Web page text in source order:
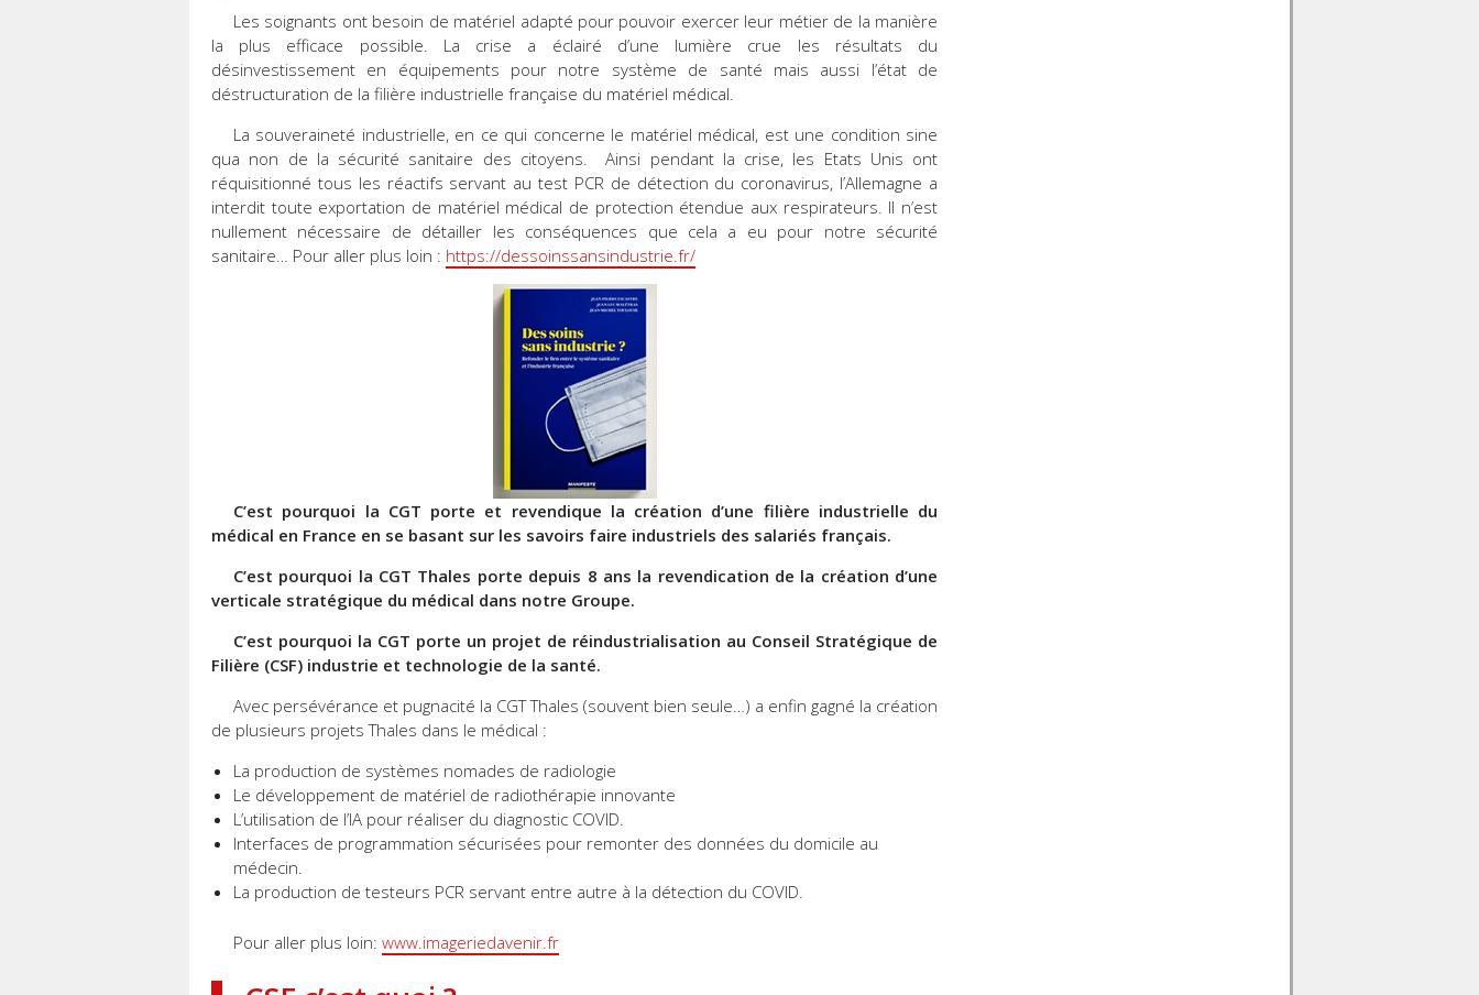
Les soignants ont besoin de matériel adapté pour pouvoir exercer leur métier de la manière
la plus efficace possible. La crise a éclairé d’une lumière crue les résultats du
désinvestissement en équipements pour notre système de santé mais aussi l’état de
déstructuration de la filière industrielle française du matériel médical.
La souveraineté industrielle, en ce qui concerne le matériel médical, est une condition sine
qua non de la sécurité sanitaire des citoyens. Ainsi pendant la crise, les Etats Unis ont
réquisitionné tous les réactifs servant au test PCR de détection du coronavirus, l’Allemagne a
interdit toute exportation de matériel médical de protection étendue aux respirateurs. Il n’est
nullement nécessaire de détailler les conséquences que cela a eu pour notre sécurité
sanitaire… Pour aller plus loin : https://dessoinssansindustrie.fr/
C’est pourquoi la CGT porte et revendique la création d’une filière industrielle du
médical en France en se basant sur les savoirs faire industriels des salariés français.
C’est pourquoi la CGT Thales porte depuis 8 ans la revendication de la création d’une
verticale stratégique du médical dans notre Groupe.
C’est pourquoi la CGT porte un projet de réindustrialisation au Conseil Stratégique de
Filière (CSF) industrie et technologie de la santé.
Avec persévérance et pugnacité la CGT Thales (souvent bien seule…) a enfin gagné la création
de plusieurs projets Thales dans le médical :
La production de systèmes nomades de radiologie
Le développement de matériel de radiothérapie innovante
L’utilisation de l’IA pour réaliser du diagnostic COVID.
Interfaces de programmation sécurisées pour remonter des données du domicile au
médecin.
La production de testeurs PCR servant entre autre à la détection du COVID.
Pour aller plus loin: www.imageriedavenir.fr